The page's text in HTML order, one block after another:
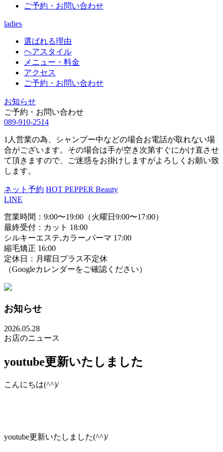
ご予約・お問い合わせ
ladies
選ばれる理由
ヘアスタイル
メニュー・料金
アクセス
ご予約・お問い合わせ
お知らせ
ご予約・お問い合わせ
089-910-2514
1人営業の為、シャンプー中などの場合お電話が取れない場
合がございます。その場合は手が空き次第すぐにかけ直させ
て頂きますので、ご迷惑をお掛けしますがよろしくお願い致
します。
ネット予約 HOT PEPPER Beauty
LINE
営業時間：9:00〜19:00（火曜日9:00〜17:00）
最終受付：カット 18:00
シルキーエステ,カラー,パーマ 17:00
縮毛矯正 16:00
定休日：月曜日プラス不定休
（Googleカレンダーをご確認ください）
お知らせ
2026.05.28
お店のニュース
youtube更新いたしました
こんにちは(^^)/
youtube更新いたしました(^^)/